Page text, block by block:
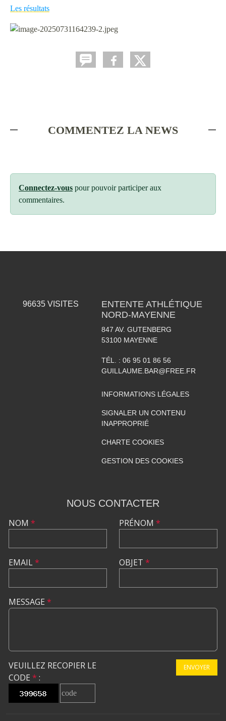
Les résultats
COMMENTEZ LA NEWS
Connectez-vous pour pouvoir participer aux
commentaires.
96635VISITES
ENTENTE ATHLÉTIQUE
NORD-MAYENNE
847 AV. GUTENBERG
53100 MAYENNE
TÉL. : 06 95 01 86 56
GUILLAUME.BAR@FREE.FR
INFORMATIONS LÉGALES
SIGNALER UN CONTENU
INAPPROPRIÉ
CHARTE COOKIES
GESTION DES COOKIES
NOUS CONTACTER
NOM *
EMAIL*
PRÉNOM *
OBJET *
MESSAGE *
VEUILLEZ RECOPIER LE
CODE * :
ENVOYER